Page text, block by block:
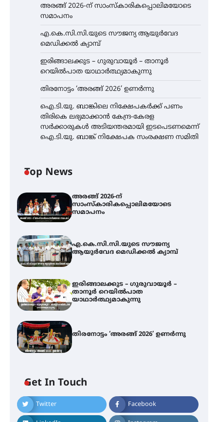
അരങ്ങ് 2026-ന് സാംസ്കാരികപ്പൊലിമയോടെ
സമാപനം
എ.കെ.സി.സി.യുടെ സൗജന്യ ആയുർവേദ
മെഡിക്കൽ ക്യാമ്പ്
ഇരിങ്ങാലക്കുട – ഗുരുവായൂർ – താനൂർ
റെയിൽപാത യാഥാർത്ഥ്യമാകുന്നു
തിരനോട്ടം ‘അരങ്ങ് 2026’ ഉണർന്നു
ഐ.ടി.യു. ബാങ്കിലെ നിക്ഷേപകർക്ക് പണം
തിരികെ ലഭ്യമാക്കാൻ കേന്ദ്ര-കേരള
സർക്കാരുകൾ അടിയന്തരമായി ഇടപെടണമെന്ന്
ഐ.ടി.യു. ബാങ്ക് നിക്ഷേപക സംരക്ഷണ സമിതി
Top News
അരങ്ങ് 2026-ന്
സാംസ്കാരികപ്പൊലിമയോടെ
സമാപനം
എ.കെ.സി.സി.യുടെ സൗജന്യ
ആയുർവേദ മെഡിക്കൽ ക്യാമ്പ്
ഇരിങ്ങാലക്കുട – ഗുരുവായൂർ –
താനൂർ റെയിൽപാത
യാഥാർത്ഥ്യമാകുന്നു
തിരനോട്ടം ‘അരങ്ങ് 2026’ ഉണർന്നു
Get In Touch
Twitter Facebook
എ.കെ.സി.സി.യുടെ സൗജന്യ
ആയുർവേദ മെഡിക്കൽ ക്യാമ്പ്